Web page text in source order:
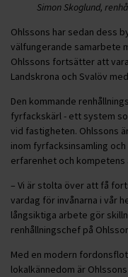
Simon Skoglund,
Ohlssons har sedan dess
välfungerande samarbete
Ohlssons fortsätter att
Landskrona och Svalöv
Den kommande
fyrfackskärl - ett system
vid fastigheten. Ohlssons
inom fyrfacksinsamling
erfarenhet och kompetens
– Vi är stolta över att få
vardag för invånarna i vår
långsiktiga arbete gör
renhållningschef på
Med en modern
lokalkännedom är